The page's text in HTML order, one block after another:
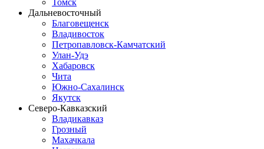
Дальневосточный
Благовещенск
Владивосток
Петропавловск-Камчатский
Улан-Удэ
Хабаровск
Чита
Южно-Сахалинск
Якутск
Северо-Кавказский
Владикавказ
Грозный
Махачкала